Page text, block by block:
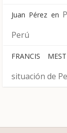
Juan Pérez en
Perú
FRANCIS
situación de